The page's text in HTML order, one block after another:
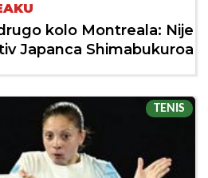
kolo Montreala: Nije
Japanca Shimabukuroa
TENIS